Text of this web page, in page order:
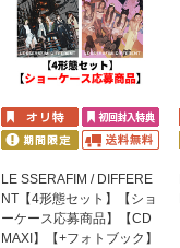
LE SSERAFIM / DIFFERE
NT【4形態セット】【ショ
ーケース応募商品】【CD
MAXI】【+フォトブック】